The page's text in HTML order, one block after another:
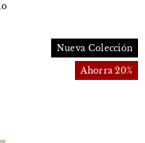
Nueva Colección
Ahorra 20%